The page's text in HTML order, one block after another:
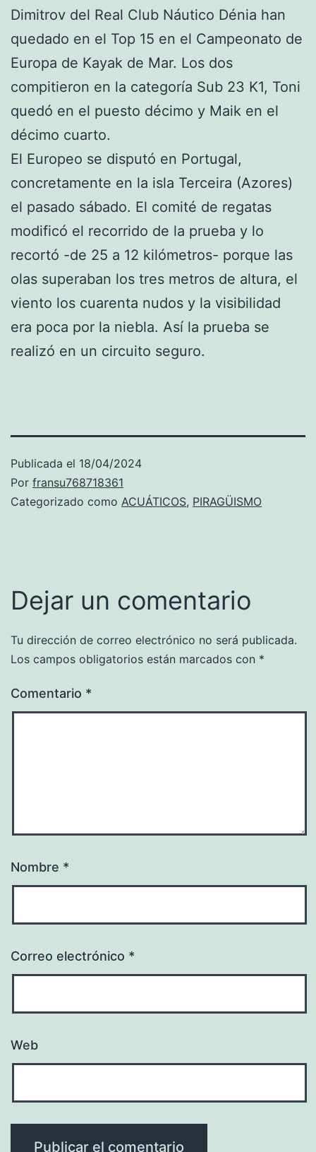
Dimitrov del Real Club Náutico Dénia han
quedado en el Top 15 en el Campeonato de
Europa de Kayak de Mar. Los dos
compitieron en la categoría Sub 23 K1, Toni
quedó en el puesto décimo y Maik en el
décimo cuarto.
El Europeo se disputó en Portugal,
concretamente en la isla Terceira (Azores)
el pasado sábado. El comité de regatas
modificó el recorrido de la prueba y lo
recortó -de 25 a 12 kilómetros- porque las
olas superaban los tres metros de altura, el
viento los cuarenta nudos y la visibilidad
era poca por la niebla. Así la prueba se
realizó en un circuito seguro.
Publicada el 18/04/2024
Por fransu768718361
Categorizado como ACUÁTICOS, PIRAGÜISMO
Dejar un comentario
Tu dirección de correo electrónico no será publicada.
Los campos obligatorios están marcados con *
Comentario *
Nombre *
Correo electrónico *
Web